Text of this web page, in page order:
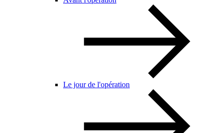
Le jour de l'opération